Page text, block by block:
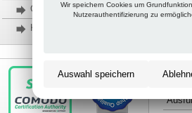
Glossar
Kontakt
Wir speichern Cookies um
Nutzerauthentifizierung zu
Auswahl speichern